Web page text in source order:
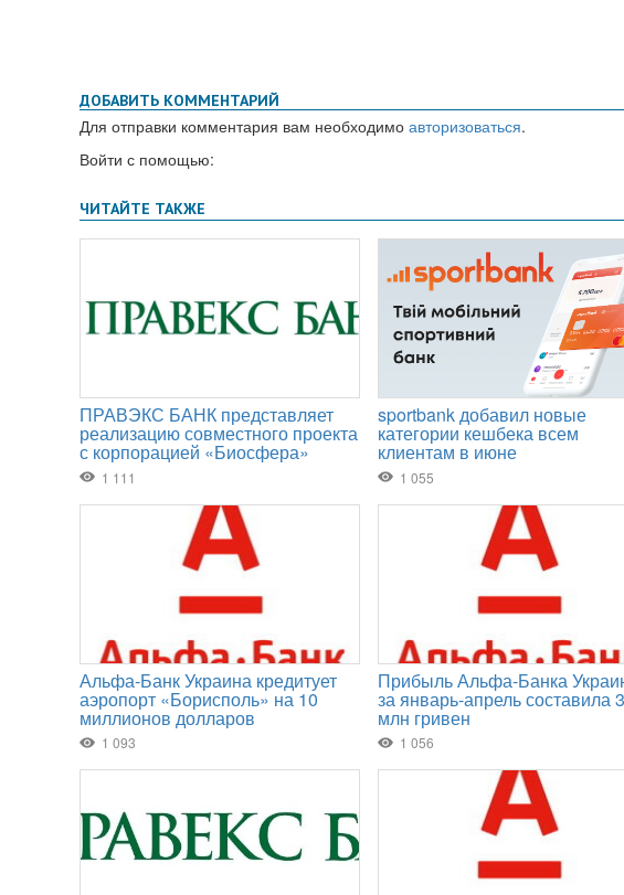
ДОБАВИТЬ КОММЕНТАРИЙ
Для отправки комментария вам необходимо авторизоваться.
Войти с помощью: